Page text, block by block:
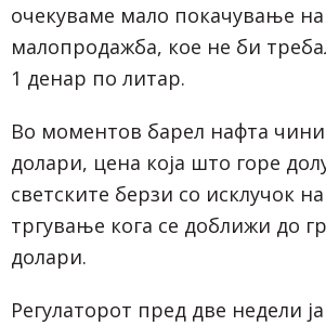
очекуваме мало покачување
малопродажба, кое не би
1 денар по литар.
Во моментов барел нафта чини
долари, цена која што горе
светските берзи со исклучок
тргување кога се доближи до
долари.
Регулаторот пред две недели